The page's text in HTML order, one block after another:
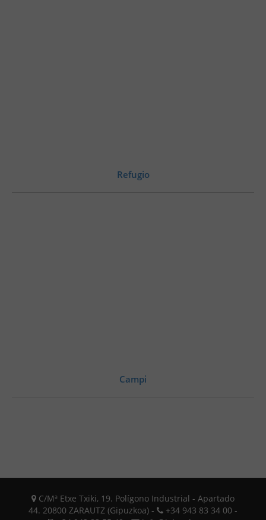
Refugio
Campi
C/Mª Etxe Txiki, 19. Polígono Industrial - Apartado
44. 20800 ZARAUTZ (Gipuzkoa) -
+34 943 83 34 00 -